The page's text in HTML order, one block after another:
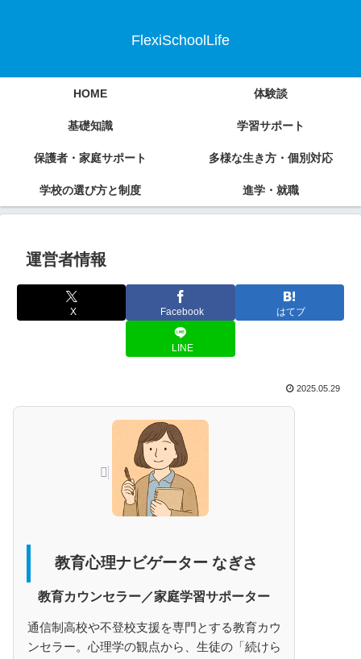
FlexiSchoolLife
HOME 体験談
基礎知識 学習サポート
保護者・家庭サポート 多様な生き方・個別対応
学校の選び方と制度 進学・就職
運営者情報
X Facebook はてブ
LINE
2025.05.29
教育心理ナビゲーター なぎさ
教育カウンセラー／家庭学習サポーター
通信制高校や不登校支援を専門とする教育カウ
ンセラー。心理学の観点から、生徒の「続けら